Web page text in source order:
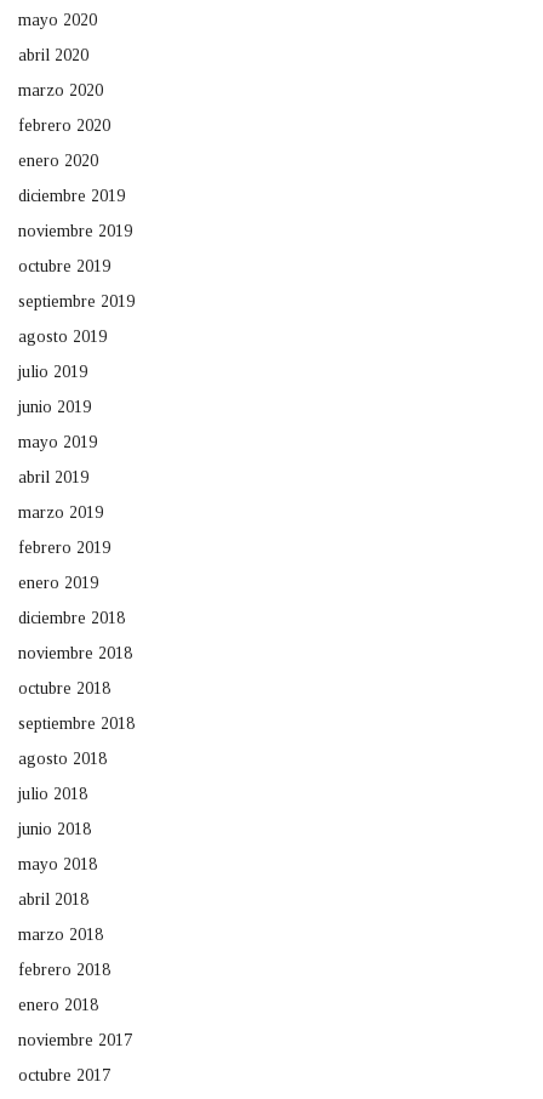
mayo 2020
abril 2020
marzo 2020
febrero 2020
enero 2020
diciembre 2019
noviembre 2019
octubre 2019
septiembre 2019
agosto 2019
julio 2019
junio 2019
mayo 2019
abril 2019
marzo 2019
febrero 2019
enero 2019
diciembre 2018
noviembre 2018
octubre 2018
septiembre 2018
agosto 2018
julio 2018
junio 2018
mayo 2018
abril 2018
marzo 2018
febrero 2018
enero 2018
noviembre 2017
octubre 2017